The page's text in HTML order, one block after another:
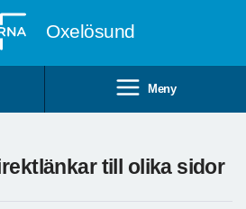
Oxelösund
Meny
till olika sidor